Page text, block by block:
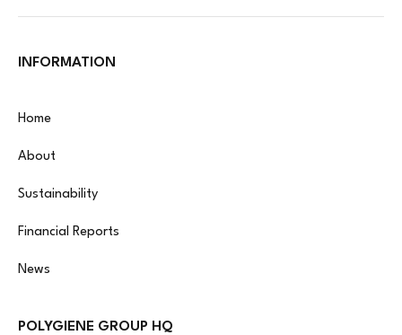
INFORMATION
Home
About
Sustainability
Financial Reports
News
POLYGIENE GROUP HQ